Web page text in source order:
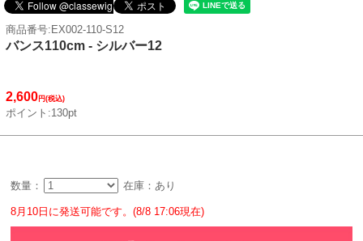
商品番号:EX002-110-S12
バンス110cm - シルバー12
2,600円(税込)
ポイント:130pt
数量： 在庫：あり
8月10日に発送可能です。(8/8 17:06現在)